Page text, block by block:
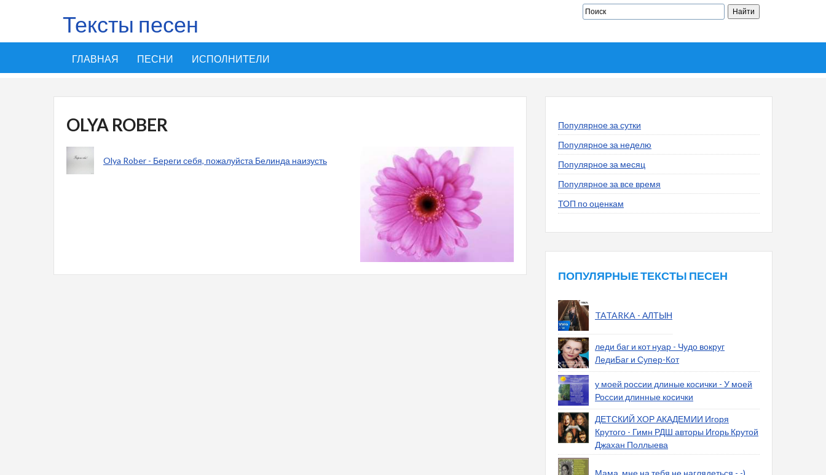
Тексты песен
ГЛАВНАЯ ПЕСНИ ИСПОЛНИТЕЛИ
OLYA ROBER
Olya Rober - Береги себя, пожалуйста Белинда наизусть
Популярное за сутки
Популярное за неделю
Популярное за месяц
Популярное за все время
ТОП по оценкам
ПОПУЛЯРНЫЕ ТЕКСТЫ ПЕСЕН
TATARKA - АЛТЫН
леди баг и кот нуар - Чудо вокруг
ЛедиБаг и Супер-Кот
у моей россии длиные косички - У моей
России длинные косички
ДЕТСКИЙ ХОР АКАДЕМИИ Игоря
Крутого - Гимн РДШ авторы Игорь Крутой
Джахан Поллыева
Мама, мне на тебя не наглядеться - -)